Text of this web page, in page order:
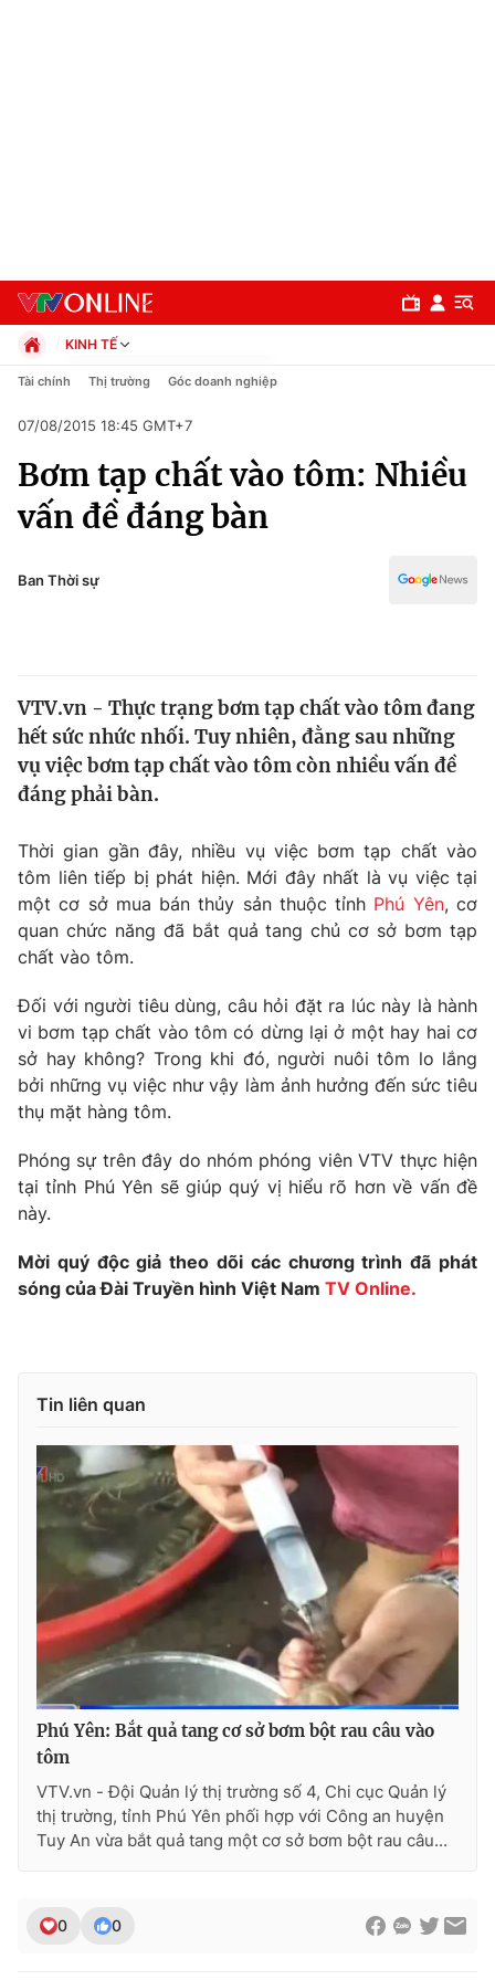
Chuyên mục
Chính trị
Thế giới
Tin tức
Thế giới đó đây
Câu chuyện quốc tế
Tài chính
Thị trường
Góc doanh nghiệp
Dữ liệu và đời sống
Truyền hình
Phim VTV
Hậu trường
Nhân vật
Khán giả
Giải sao mai
Giải trí
Điện ảnh
Âm nhạc
Sao
Đời sống
Du lịch
Làm đẹp
Chất lượng cuộc sống
Tuyển sinh
Công nghệ
Hitech Công nghệ tương lai
Sản phẩm
Giao lưu trực tuyến
Chuyên mục khác
Emagazine Podcast
Photo Infographic
Video Shorts video
VTV Money VTV Thể thao
VTV Sức khoẻ Bất động sản
Tấm lòng Việt
VTV4 Vươn mình bằng AI
VTV9
KINH TẾ
Chính trị
Pháp luật
Kinh tế
Thể thao
Truyền hình
Y tế
Tài chính Thị trường Góc doanh nghiệp
07/08/2015 18:45 GMT+7
Bơm tạp chất vào tôm: Nhiều
vấn đề đáng bàn
Ban Thời sự
VTV.vn - Thực trạng bơm tạp chất vào tôm đang
hết sức nhức nhối. Tuy nhiên, đằng sau những
vụ việc bơm tạp chất vào tôm còn nhiều vấn đề
đáng phải bàn.
Thời gian gần đây, nhiều vụ việc bơm tạp chất vào
tôm liên tiếp bị phát hiện. Mới đây nhất là vụ việc tại
một cơ sở mua bán thủy sản thuộc tỉnh Phú Yên, cơ
quan chức năng đã bắt quả tang chủ cơ sở bơm tạp
chất vào tôm.
Đối với người tiêu dùng, câu hỏi đặt ra lúc này là hành
vi bơm tạp chất vào tôm có dừng lại ở một hay hai cơ
sở hay không? Trong khi đó, người nuôi tôm lo lắng
bởi những vụ việc như vậy làm ảnh hưởng đến sức tiêu
thụ mặt hàng tôm.
Phóng sự trên đây do nhóm phóng viên VTV thực hiện
tại tỉnh Phú Yên sẽ giúp quý vị hiểu rõ hơn về vấn đề
này.
Mời quý độc giả theo dõi các chương trình đã phát
sóng của Đài Truyền hình Việt Nam TV Online.
Tin liên quan
Phú Yên: Bắt quả tang cơ sở bơm bột rau câu vào
tôm
VTV.vn - Đội Quản lý thị trường số 4, Chi cục Quản lý
thị trường, tỉnh Phú Yên phối hợp với Công an huyện
Tuy An vừa bắt quả tang một cơ sở bơm bột rau câu...
0 0